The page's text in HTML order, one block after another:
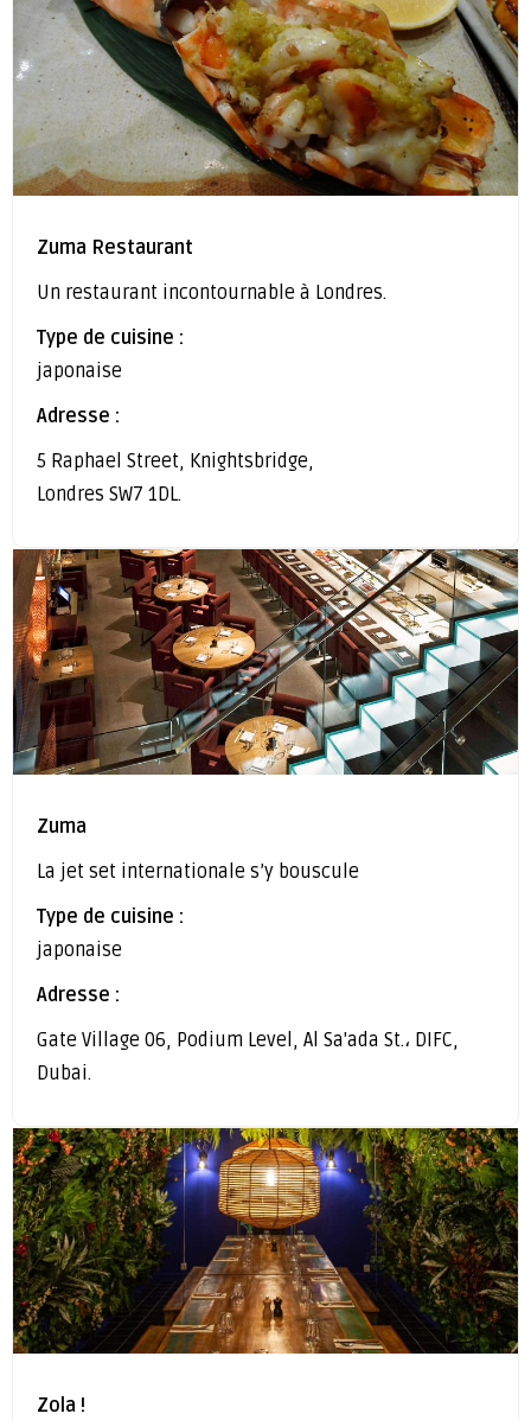
Zuma Restaurant
Un restaurant incontournable à Londres.
Type de cuisine :
japonaise
Adresse :
5 Raphael Street, Knightsbridge,
Londres SW7 1DL.
Zuma
La jet set internationale s’y bouscule
Type de cuisine :
japonaise
Adresse :
Gate Village 06, Podium Level, Al Sa'ada St.، DIFC,
Dubai.
Zola !